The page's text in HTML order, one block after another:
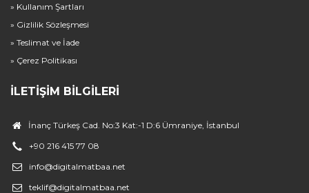
» Kullanım Şartları
» Gizlilik Sözleşmesi
» Teslimat ve İade
» Çerez Politikası
İLETIŞIM BILGILERI
İnanç Türkeş Cad. No:3 Kat:-1 D:6 Ümraniye, İstanbul
+90 216 415 77 08
info@digitalmatbaa.net
teklif@digitalmatbaa.net